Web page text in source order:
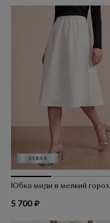
Юбка миди в мелкий горох
5 700